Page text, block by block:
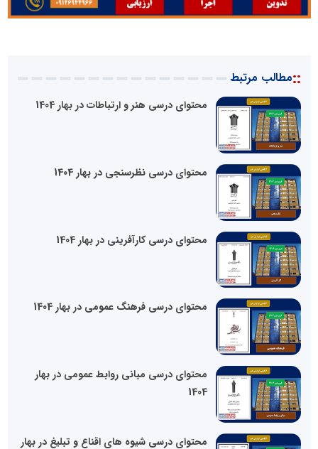
::مطالب مرتبط
محتوای درسی هنر و ارتباطات در بهار 1404
محتوای درسی نظرسنجی در بهار 1404
محتوای درسی کارآفرینی در بهار 1404
محتوای درسی فرهنگ عمومی در بهار 1404
محتوای درسی مبانی روابط عمومی در بهار
1404
محتوای درسی شیوه های اقناع و تبلیغ در بهار